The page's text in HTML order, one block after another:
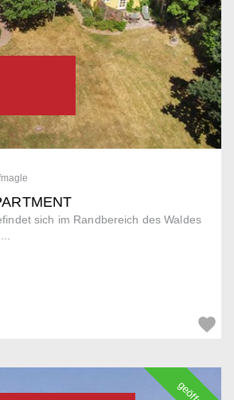
sich im Randbereich des Waldes